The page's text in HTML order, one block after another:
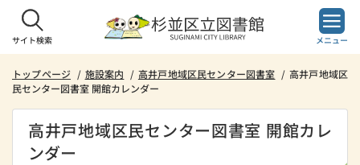
ス
サイト検索 メニュー
トップページ 施設案内 高井戸地域区民センター図書室
高井戸地域区
民センター図書室 開館カレンダー
高井戸地域区民センター図書室 開館カレ
ンダー